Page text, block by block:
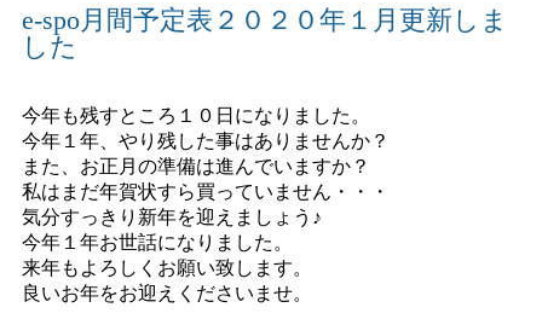
e-spo月間予定表２０２０年１月更新しま
した
今年も残すところ１０日になりました。
今年１年、やり残した事はありませんか？
また、お正月の準備は進んでいますか？
私はまだ年賀状すら買っていません・・・
気分すっきり新年を迎えましょう♪
今年１年お世話になりました。
来年もよろしくお願い致します。
良いお年をお迎えくださいませ。